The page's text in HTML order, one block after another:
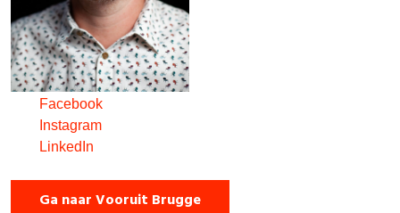
Facebook
Instagram
LinkedIn
Ga naar Vooruit Brugge